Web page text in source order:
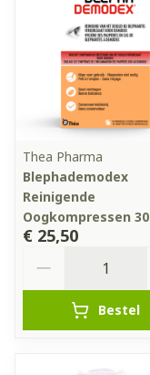
Thea Pharma
Blephademodex
Reinigende
Oogkompressen 30
€ 25,50
Bestel